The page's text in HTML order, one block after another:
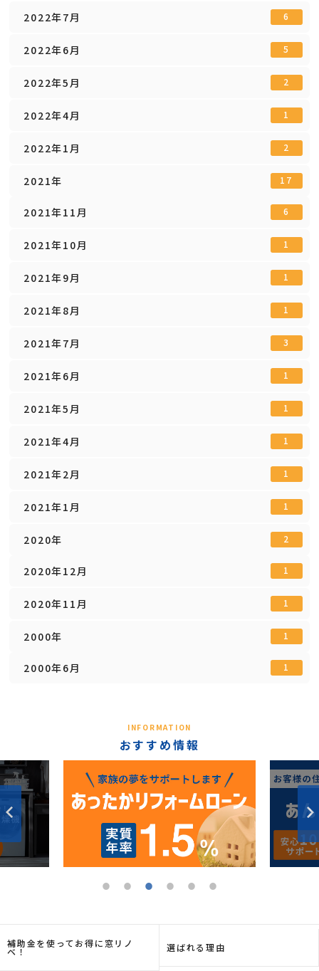
2022年7月 6
2022年6月 5
2022年5月 2
2022年4月 1
2022年1月 2
2021年 17
2021年11月 6
2021年10月 1
2021年9月 1
2021年8月 1
2021年7月 3
2021年6月 1
2021年5月 1
2021年4月 1
2021年2月 1
2021年1月 1
2020年 2
2020年12月 1
2020年11月 1
2000年 1
2000年6月 1
INFORMATION
おすすめ情報
補助金を使ってお得に窓リノ
ベ！ 選ばれる理由